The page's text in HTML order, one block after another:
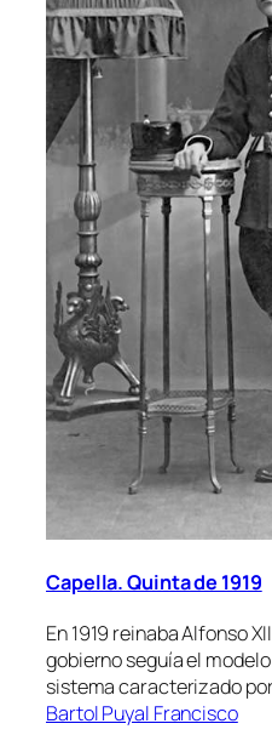
Capella. Quinta de 1919
En 1919 reinaba Alfonso
gobierno seguía el
sistema caracterizado
Bartol Puyal Francisco